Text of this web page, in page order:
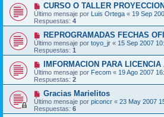
CURSO O TALLER
Último mensaje por Luis Ortega « 19 Sep
Respuestas: 4
REPROGRAMADAS FECHAS
Último mensaje por toyo_jr « 15 Sep 2007
Respuestas: 1
IMFORMACION PARA
Último mensaje por Fecom « 19 Ago 2007
Respuestas: 2
Gracias Marielitos
Último mensaje por piconcr « 23 May 2007
Respuestas: 6